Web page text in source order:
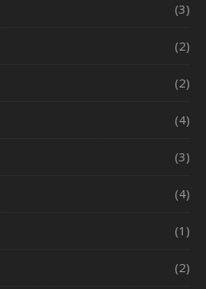
(3)
(2)
(2)
(4)
(3)
(4)
(1)
(2)